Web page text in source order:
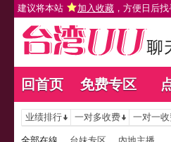
建议将本站 加入收藏 ，方便日后
回首页 免费专区
业绩排行 一对多收费 一对一